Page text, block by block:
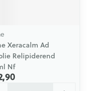
Xeracalm Ad
Relipiderend
Nf